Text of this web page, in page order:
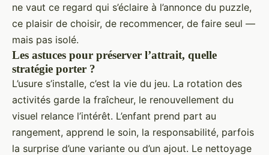
ne vaut ce regard qui s’éclaire à l’annonce du puzzle,
ce plaisir de choisir, de recommencer, de faire seul —
mais pas isolé.
Les astuces pour préserver l’attrait, quelle
stratégie porter ?
L’usure s’installe, c’est la vie du jeu. La rotation des
activités garde la fraîcheur, le renouvellement du
visuel relance l’intérêt. L’enfant prend part au
rangement, apprend le soin, la responsabilité, parfois
la surprise d’une variante ou d’un ajout. Le nettoyage